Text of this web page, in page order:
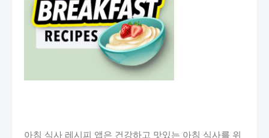
아침 식사 레시피 앱은 건강하고 맛있는 아침 식사를 위